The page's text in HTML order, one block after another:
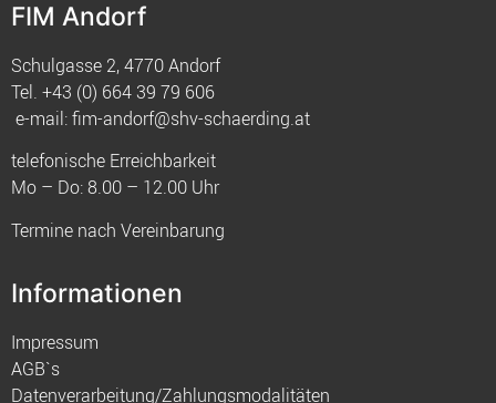
FIM Andorf
Schulgasse 2, 4770 Andorf
Tel. +43 (0) 664 39 79 606
e-mail:fim-andorf@shv-schaerding.at
telefonische Erreichbarkeit
Mo – Do: 8.00 – 12.00 Uhr
Termine nach Vereinbarung
Informationen
Impressum
AGB`s
Datenverarbeitung/Zahlungsmodalitäten